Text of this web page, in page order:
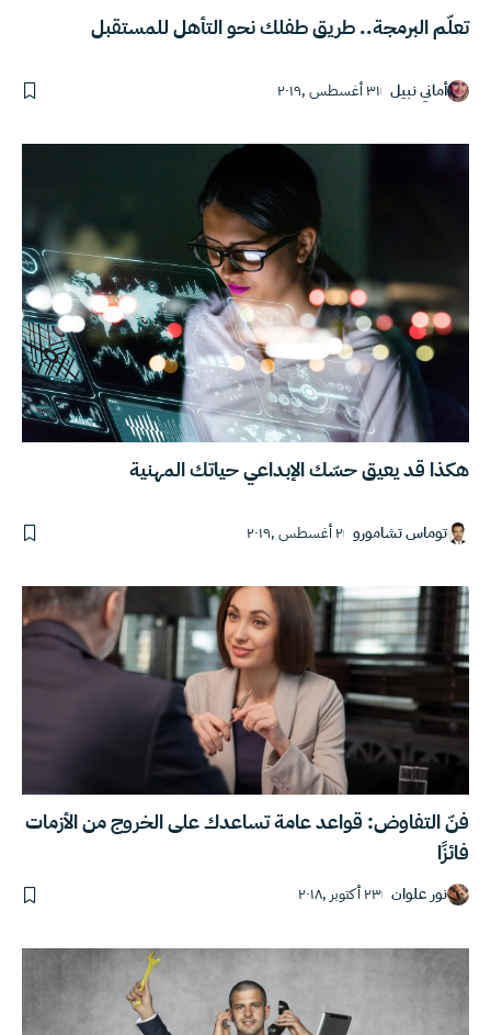
تعلّم البرمجة.. طريق طفلك نحو التأهل للمستقبل
أماني نبيل ٣١ أغسطس ,٢٠١٩
هكذا قد يعيق حسّك الإبداعي حياتك المهنية
توماس تشامورو ٢ أغسطس ,٢٠١٩
فنّ التفاوض: قواعد عامة تساعدك على الخروج من الأزمات
فائزًا
نور علوان ٢٣ أكتوبر ,٢٠١٨